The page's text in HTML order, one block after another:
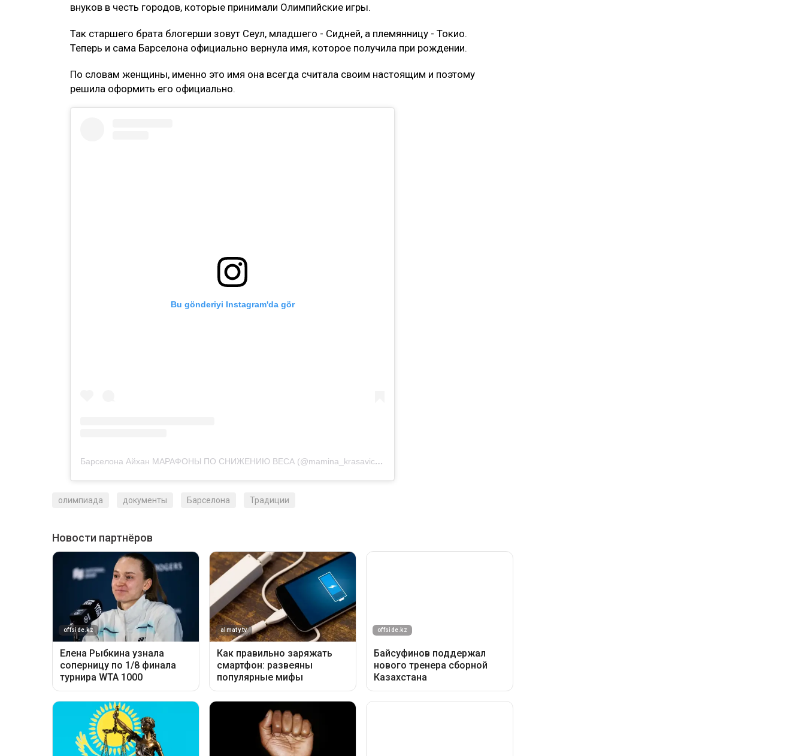
внуков в честь городов, которые принимали Олимпийские игры.
Так старшего брата блогерши зовут Сеул, младшего - Сидней, а племянницу - Токио.
Теперь и сама Барселона официально вернула имя, которое получила при рождении.
По словам женщины, именно это имя она всегда считала своим настоящим и поэтому
решила оформить его официально.
Bu gönderiyi Instagram'da gör
Барселона Айхан МАРАФОНЫ ПО СНИЖЕНИЮ ВЕСА (@mamina_krasavica_new)'in paylaştığı bir gönderi
олимпиада документы Барселона Традиции